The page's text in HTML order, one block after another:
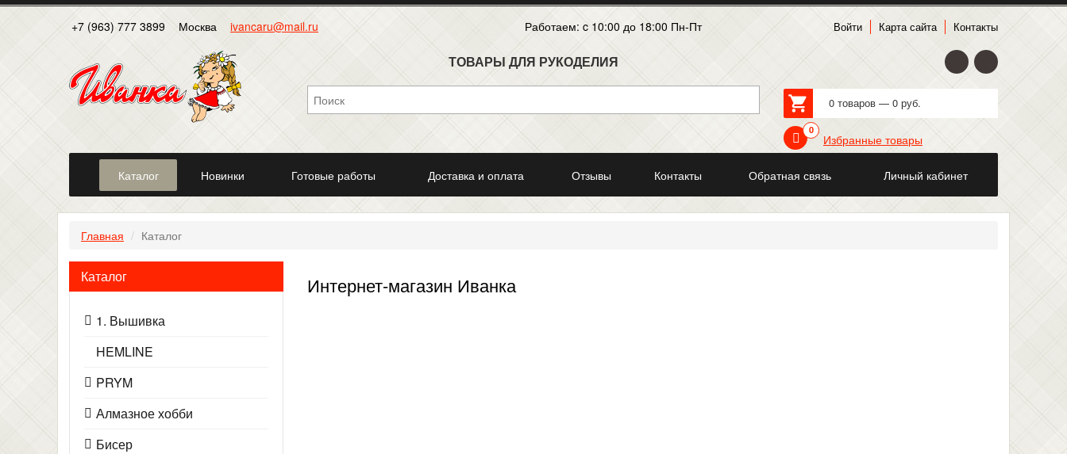
+7 (963) 777 3899 Москва ivancaru@mail.ru Работаем: c 10:00 до 18:00 Пн-Пт Войти Карта сайта Контакты
ТОВАРЫ ДЛЯ РУКОДЕЛИЯ
0 товаров — 0 руб.
0
Избранные товары
Каталог Новинки Готовые работы Доставка и оплата Отзывы Контакты Обратная связь Личный кабинет
Главная Каталог
Каталог
1. Вышивка
HEMLINE
PRYM
Алмазное хобби
Бисер
Интернет-магазин Иванка